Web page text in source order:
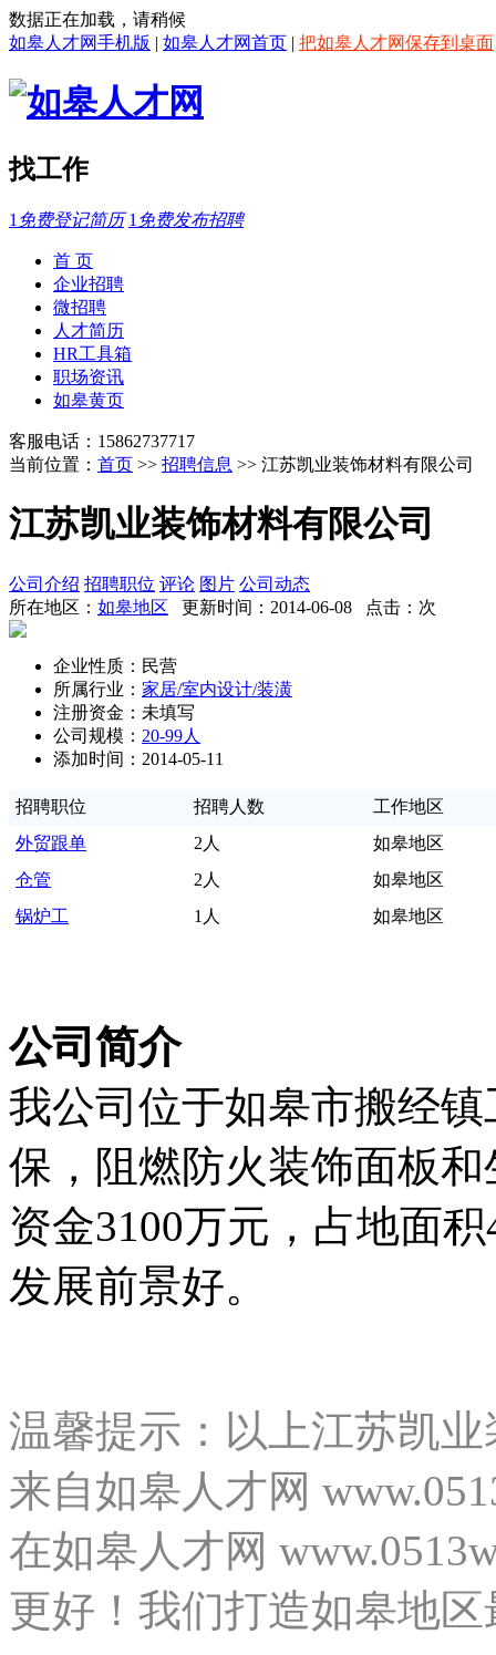
数据正在加载，请稍候
如皋人才网手机版 | 如皋人才网首页 | 把如皋人才网保存到桌面
找工作
1 免费登记简历 1 免费发布招聘
首 页
企业招聘
微招聘
人才简历
HR工具箱
职场资讯
如皋黄页
客服电话：15862737717
当前位置： 首页 >> 招聘信息 >> 江苏凯业装饰材料有限公司
江苏凯业装饰材料有限公司
公司介绍 招聘职位 评论 图片 公司动态
所在地区： 如皋地区 更新时间：2014-06-08 点击： 次
企业性质：民营
所属行业： 家居/室内设计/装潢
注册资金：未填写
公司规模： 20-99人
添加时间：2014-05-11
招聘职位 招聘人数
工作地区
外贸跟单
2人
如皋地区
仓管
2人
如皋地区
锅炉工
1人 如皋地区
公司简介
我公司位于如皋市搬经
保，阻燃防火装饰面板
资金3100万元，占地面
发展前景好。
温馨提示：以上江苏凯
来自如皋人才网
在如皋人才网
更好！我们打造如皋地